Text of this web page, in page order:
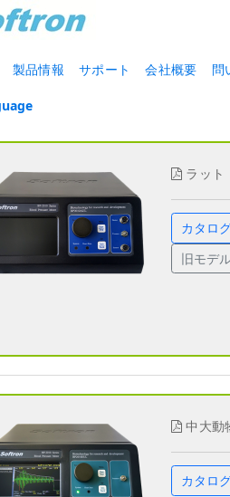
製品情報 サポート 会社概要 問
ラット
カタロ
旧モデ
中大動
カタロ